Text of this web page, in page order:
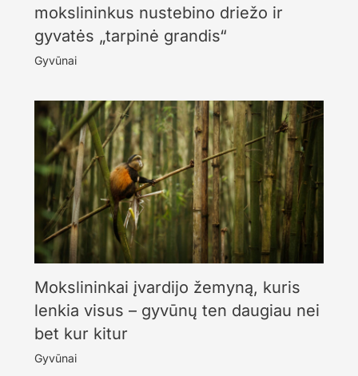
mokslininkus nustebino driežo ir
gyvatės „tarpinė grandis“
Gyvūnai
Mokslininkai įvardijo žemyną, kuris
lenkia visus – gyvūnų ten daugiau nei
bet kur kitur
Gyvūnai